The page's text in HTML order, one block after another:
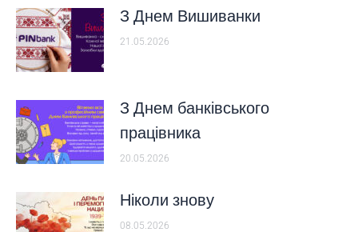
З Днем Вишиванки
21.05.2026
З Днем банківського
працівника
20.05.2026
Ніколи знову
08.05.2026